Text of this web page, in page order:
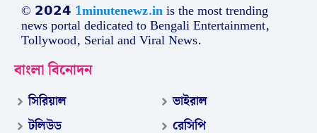
© 𝟮𝟬𝟮𝟰 1minutenewz.inis the most trending
news portal dedicated to Bengali Entertainment,
Tollywood, Serial and Viral News.
বাংলা বিনোদন
সিরিয়াল
টলিউড
ভাইরাল
রেসিপি